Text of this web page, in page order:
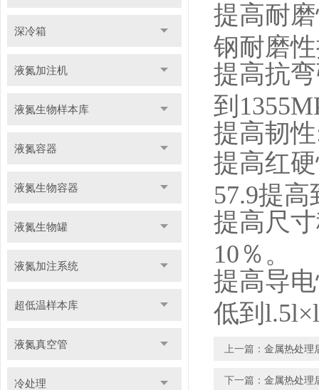
深冷箱
液氮加注机
液氮生物样本库
液氮容器
液氮生物容器
液氮生物罐
液氮加注系统
超低温样本库
液氮真空管
冷处理
提高耐
钢耐磨
提高抗
到
提高韧
提高红
57.9提高
提高尺
10％。
提高导
低到
上一篇： 金属热处理
下一篇： 金属热处理